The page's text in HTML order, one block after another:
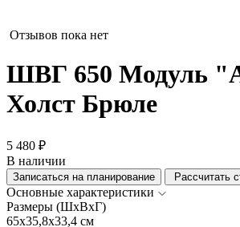
Отзывов пока нет
ШВГ 650 Модуль
Холст Брюле
5 480 ₽
В наличии
Записаться на планирование Рассчитать
Основные характеристики
Размеры (ШхВхГ)
65x35,8x33,4 см